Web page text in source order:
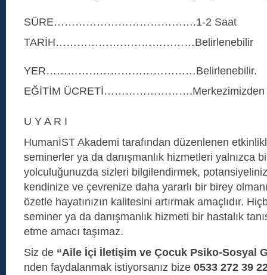
SÜRE………………………………….1-2 Saat
TARİH…………………………………Belirlenebilir
YER……………………………………Belirlenebilir.
EĞİTİM ÜCRETİ…………………….Merkezimizden
U Y A R I
HumanİST Akademi tarafından düzenlenen
seminerler ya da danışmanlık hizmetleri yalnızca
yolculuğunuzda sizleri bilgilendirmek,
kendinize ve çevrenize daha yararlı bir birey
özetle hayatınızın kalitesini artırmak amaçlıdır.
seminer ya da danışmanlık hizmeti bir hastalık
etme amacı taşımaz.
Siz de “Aile İçi İletişim ve Çocuk Psiko-Sosyal
nden faydalanmak istiyorsanız bize 0533 272 39